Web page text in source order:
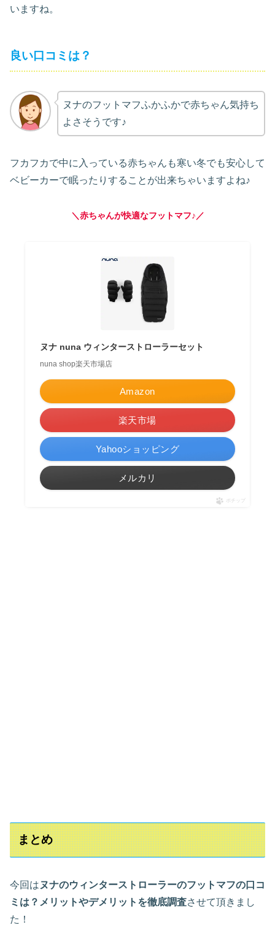
いますね。
良い口コミは？
ヌナのフットマフふかふかで赤ちゃん気持ち
よさそうです♪
フカフカで中に入っている赤ちゃんも寒い冬でも安心して
ベビーカーで眠ったりすることが出来ちゃいますよね♪
＼赤ちゃんが快適なフットマフ♪／
ヌナ nuna ウィンターストローラーセット
nuna shop楽天市場店
Amazon
楽天市場
Yahooショッピング
メルカリ
ポチップ
まとめ
今回は ヌナのウィンターストローラーのフットマフの口コ
ミは？メリットやデメリットを徹底調査させて頂きまし
た！